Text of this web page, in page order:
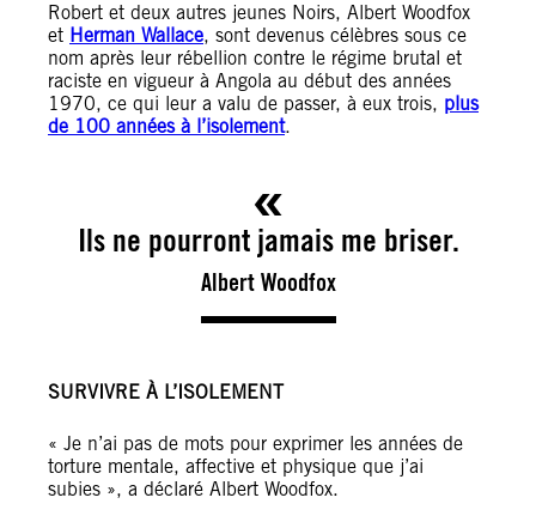
Robert et deux autres jeunes Noirs, Albert Woodfox
et Herman Wallace, sont devenus célèbres sous ce
nom après leur rébellion contre le régime brutal et
raciste en vigueur à Angola au début des années
1970, ce qui leur a valu de passer, à eux trois, plus
de 100 années à l’isolement.
Ils ne pourront jamais me briser.
Albert Woodfox
SURVIVRE À L’ISOLEMENT
« Je n’ai pas de mots pour exprimer les années de
torture mentale, affective et physique que j’ai
subies », a déclaré Albert Woodfox.